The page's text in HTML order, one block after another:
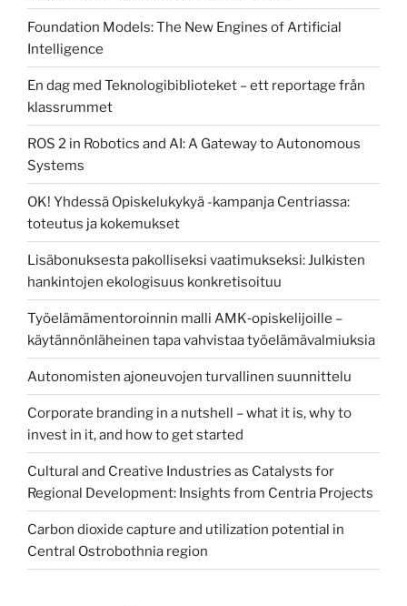
Foundation Models: The New Engines of Artificial
Intelligence
En dag med Teknologibiblioteket – ett reportage från
klassrummet
ROS 2 in Robotics and AI: A Gateway to Autonomous
Systems
OK! Yhdessä Opiskelukykyä -kampanja Centriassa:
toteutus ja kokemukset
Lisäbonuksesta pakolliseksi vaatimukseksi: Julkisten
hankintojen ekologisuus konkretisoituu
Työelämämentoroinnin malli AMK‑opiskelijoille –
käytännönläheinen tapa vahvistaa työelämävalmiuksia
Autonomisten ajoneuvojen turvallinen suunnittelu
Corporate branding in a nutshell – what it is, why to
invest in it, and how to get started
Cultural and Creative Industries as Catalysts for
Regional Development: Insights from Centria Projects
Carbon dioxide capture and utilization potential in
Central Ostrobothnia region